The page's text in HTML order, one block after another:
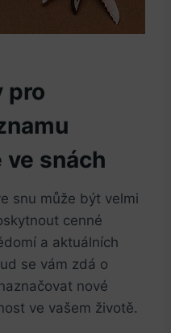
pro
snách
snu může být velmi
cenné
a aktuálních
se ⁤vám ⁣zdá o
nové
⁣ve vašem⁢ životě.